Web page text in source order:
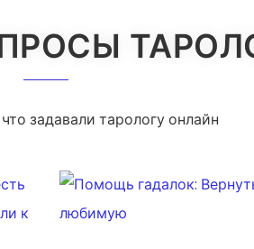
задавали тарологу онлайн